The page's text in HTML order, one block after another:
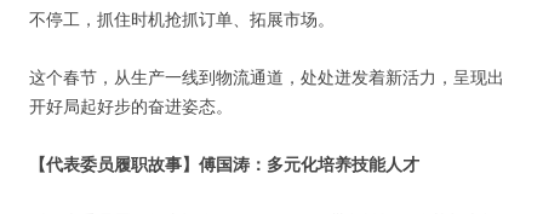
不停工，抓住时机抢抓订单、拓展市场。
这个春节，从生产一线到物流通道，处处迸发着新活力，呈现出
开好局起好步的奋进姿态。
【代表委员履职故事】傅国涛：多元化培养技能人才